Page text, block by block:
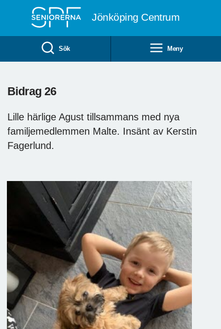
Jönköping Centrum
Sök Meny
Bidrag 26
Lille härlige Agust tillsammans med nya
familjemedlemmen Malte. Insänt av Kerstin
Fagerlund.